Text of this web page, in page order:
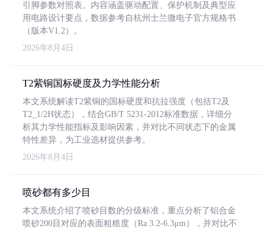
引脚参数对照表。内容涵盖驱动配置、保护机制及典型应
用电路设计要点，数据参考自杭州士兰微电子官方规格书
（版本V1.2）。
2026年8月4日
T2紫铜国标硬度及力学性能分析
本文系统解读T2紫铜的国标硬度和抗拉强度（包括T2及
T2_1/2H状态），结合GB/T 5231-2012标准数据，详细分
析其力学性能指标及影响因素，并对比不同状态下的金属
特性差异，为工业选材提供参考。
2026年8月4日
喷砂都有多少目
本文系统介绍了喷砂目数的分级标准，重点分析了铝合金
喷砂200目对应的表面粗糙度（Ra 3.2-6.3μm），并对比不